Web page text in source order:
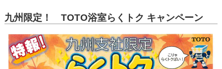
九州限定！ TOTO浴室らくトク キャンペーン